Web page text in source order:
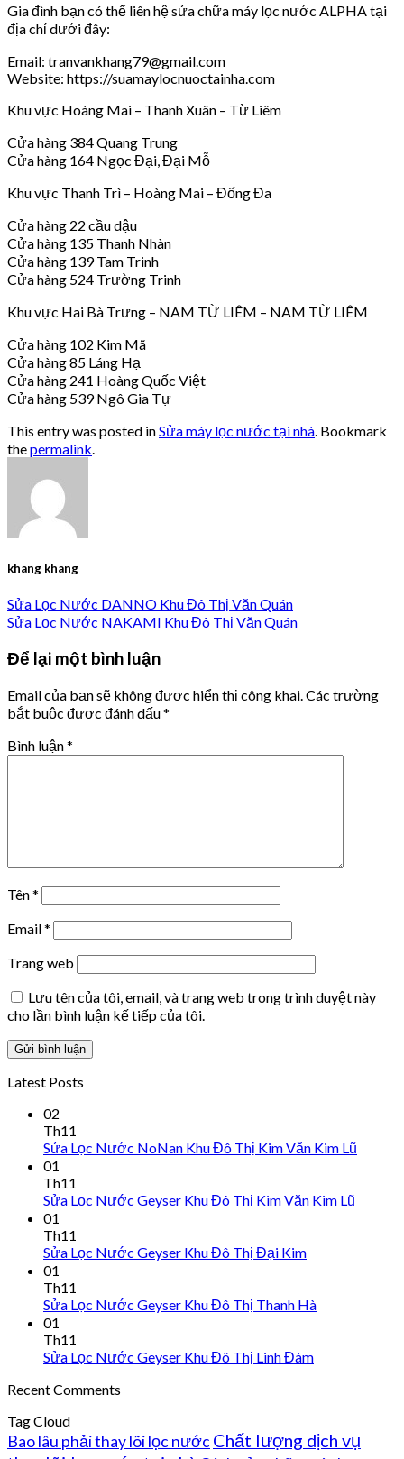
Gia đình bạn có thể liên hệ sửa chữa máy lọc nước ALPHA tại
địa chỉ dưới đây:
Email: tranvankhang79@gmail.com
Website: https://suamaylocnuoctainha.com
Khu vực Hoàng Mai – Thanh Xuân – Từ Liêm
Cửa hàng 384 Quang Trung
Cửa hàng 164 Ngọc Đại, Đại Mỗ
Khu vực Thanh Trì – Hoàng Mai – Đống Đa
Cửa hàng 22 cầu dậu
Cửa hàng 135 Thanh Nhàn
Cửa hàng 139 Tam Trinh
Cửa hàng 524 Trường Trinh
Khu vực Hai Bà Trưng – NAM TỪ LIÊM – NAM TỪ LIÊM
Cửa hàng 102 Kim Mã
Cửa hàng 85 Láng Hạ
Cửa hàng 241 Hoàng Quốc Việt
Cửa hàng 539 Ngô Gia Tự
This entry was posted inSửa máy lọc nước tại nhà . Bookmark
thepermalink
khang khang
Sửa Lọc Nước DANNO Khu Đô Thị Văn Quán
Sửa Lọc Nước NAKAMI Khu Đô Thị Văn Quán
Để lại một bình luận
Email của bạn sẽ không được hiển thị công khai. Các trường
bắt buộc được đánh dấu*
Bình luận*
Tên*
Email*
Trang web
Lưu tên của tôi, email, và trang web trong trình duyệt này
cho lần bình luận kế tiếp của tôi.
Latest Posts
02
Th11
Sửa Lọc Nước NoNan Khu Đô Thị Kim Văn Kim Lũ
01
Th11
Sửa Lọc Nước Geyser Khu Đô Thị Kim Văn Kim Lũ
01
Th11
Sửa Lọc Nước Geyser Khu Đô Thị Đại Kim
01
Th11
Sửa Lọc Nước Geyser Khu Đô Thị Thanh Hà
01
Th11
Sửa Lọc Nước Geyser Khu Đô Thị Linh Đàm
Recent Comments
Tag Cloud
Bao lâu phải thay lõi lọc nước Chất lượng dịch vụ